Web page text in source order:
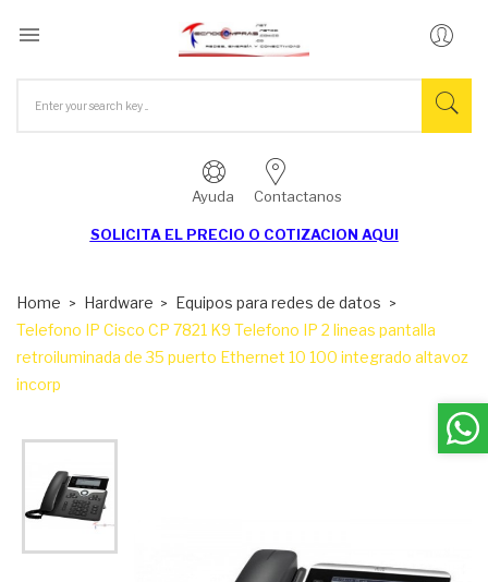

Ayuda Contactanos
SOLICITA EL PRECIO O COTIZACION AQUI
Home Hardware
Equipos para redes de datos
Telefono IP Cisco CP 7821 K9 Telefono IP 2 lineas pantalla
retroiluminada de 35 puerto Ethernet 10 100 integrado altavoz
incorp